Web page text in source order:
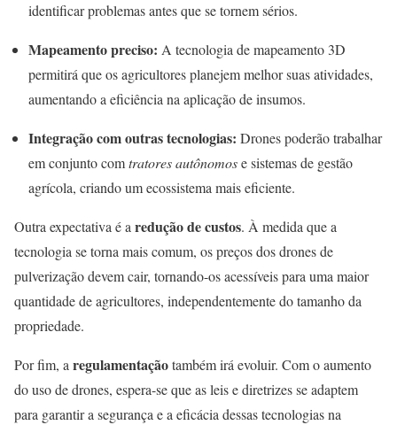
identificar problemas antes que se tornem sérios.
Mapeamento preciso: A tecnologia de mapeamento 3D
permitirá que os agricultores planejem melhor suas atividades,
aumentando a eficiência na aplicação de insumos.
Integração com outras tecnologias: Drones poderão trabalhar
em conjunto comtratores autônomose sistemas de gestão
agrícola, criando um ecossistema mais eficiente.
Outra expectativa é aredução de custos. À medida que a
tecnologia se torna mais comum, os preços dos drones de
pulverização devem cair, tornando-os acessíveis para uma maior
quantidade de agricultores, independentemente do tamanho da
propriedade.
Por fim, aregulamentaçãotambém irá evoluir. Com o aumento
do uso de drones, espera-se que as leis e diretrizes se adaptem
para garantir a segurança e a eficácia dessas tecnologias na